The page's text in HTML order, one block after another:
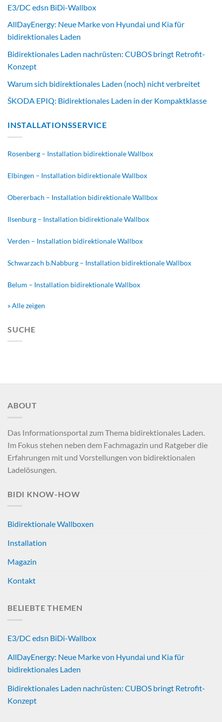
E3/DC edsn BiDi-Wallbox
AllDayEnergy: Neue Marke von Hyundai und Kia für
bidirektionales Laden
Bidirektionales Laden nachrüsten: CUBOS bringt Retrofit-
Konzept
Warum sich bidirektionales Laden (noch) nicht verbreitet
ŠKODA EPIQ: Bidirektionales Laden in der Kompaktklasse
INSTALLATIONSSERVICE
Rosenberg – Installation bidirektionale Wallbox
Elbingen – Installation bidirektionale Wallbox
Obererbach – Installation bidirektionale Wallbox
Ilsenburg – Installation bidirektionale Wallbox
Verden – Installation bidirektionale Wallbox
Schwarzach b.Nabburg – Installation bidirektionale Wallbox
Belum – Installation bidirektionale Wallbox
» Alle zeigen
SUCHE
ABOUT
Das Informationsportal zum Thema bidirektionales Laden.
Im Fokus stehen neben dem Fachmagazin und Ratgeber die
Erfahrungen mit und Vorstellungen von bidirektionalen
Ladelösungen.
BIDI KNOW-HOW
Bidirektionale Wallboxen
Installation
Magazin
Kontakt
BELIEBTE THEMEN
E3/DC edsn BiDi-Wallbox
AllDayEnergy: Neue Marke von Hyundai und Kia für
bidirektionales Laden
Bidirektionales Laden nachrüsten: CUBOS bringt Retrofit-
Konzept